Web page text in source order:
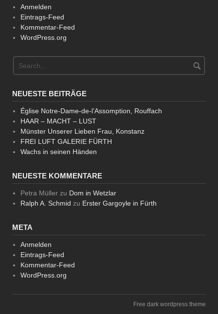
Anmelden
Eintrags-Feed
Kommentar-Feed
WordPress.org
NEUESTE BEITRÄGE
Église Notre-Dame-de-l’Assomption, Rouffach
HAAR – MACHT – LUST
Münster Unserer Lieben Frau, Konstanz
FREI LUFT GALERIE FÜRTH
Wachs in seinen Händen
NEUESTE KOMMENTARE
Petra Müllerzu Dom in Wetzlar
Ralph A. Schmid zu Erster Gargoyle in Fürth
META
Anmelden
Eintrags-Feed
Kommentar-Feed
WordPress.org
Free dark wordpress theme